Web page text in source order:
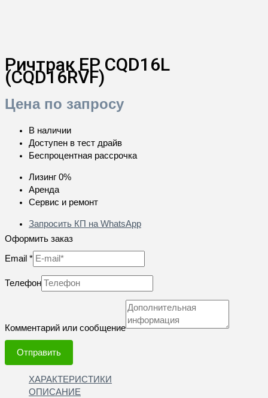
Ричтрак EP CQD16L
(CQD16RVF)
Цена по запросу
В наличии
Доступен в тест драйв
Беспроцентная рассрочка
Лизинг 0%
Аренда
Сервис и ремонт
Запросить КП на WhatsApp
Оформить заказ
Email *
Телефон
Комментарий или сообщение
Отправить
ХАРАКТЕРИСТИКИ
ОПИСАНИЕ